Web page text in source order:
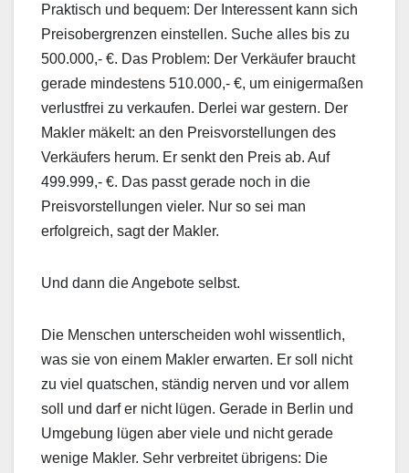
Praktisch und bequem: Der Interessent kann sich
Preisobergrenzen einstellen. Suche alles bis zu
500.000,- €. Das Problem: Der Verkäufer braucht
gerade mindestens 510.000,- €, um einigermaßen
verlustfrei zu verkaufen. Derlei war gestern. Der
Makler mäkelt: an den Preisvorstellungen des
Verkäufers herum. Er senkt den Preis ab. Auf
499.999,- €. Das passt gerade noch in die
Preisvorstellungen vieler. Nur so sei man
erfolgreich, sagt der Makler.
Und dann die Angebote selbst.
Die Menschen unterscheiden wohl wissentlich,
was sie von einem Makler erwarten. Er soll nicht
zu viel quatschen, ständig nerven und vor allem
soll und darf er nicht lügen. Gerade in Berlin und
Umgebung lügen aber viele und nicht gerade
wenige Makler. Sehr verbreitet übrigens: Die